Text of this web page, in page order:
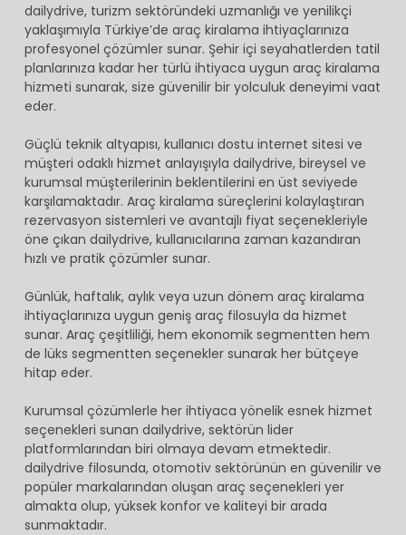
dailydrive, turizm sektöründeki uzmanlığı ve yenilikçi
yaklaşımıyla Türkiye’de araç kiralama ihtiyaçlarınıza
profesyonel çözümler sunar. Şehir içi seyahatlerden tatil
planlarınıza kadar her türlü ihtiyaca uygun araç kiralama
hizmeti sunarak, size güvenilir bir yolculuk deneyimi vaat
eder.
Güçlü teknik altyapısı, kullanıcı dostu internet sitesi ve
müşteri odaklı hizmet anlayışıyla dailydrive, bireysel ve
kurumsal müşterilerinin beklentilerini en üst seviyede
karşılamaktadır. Araç kiralama süreçlerini kolaylaştıran
rezervasyon sistemleri ve avantajlı fiyat seçenekleriyle
öne çıkan dailydrive, kullanıcılarına zaman kazandıran
hızlı ve pratik çözümler sunar.
Günlük, haftalık, aylık veya uzun dönem araç kiralama
ihtiyaçlarınıza uygun geniş araç filosuyla da hizmet
sunar. Araç çeşitliliği, hem ekonomik segmentten hem
de lüks segmentten seçenekler sunarak her bütçeye
hitap eder.
Kurumsal çözümlerle her ihtiyaca yönelik esnek hizmet
seçenekleri sunan dailydrive, sektörün lider
platformlarından biri olmaya devam etmektedir.
dailydrive filosunda, otomotiv sektörünün en güvenilir ve
popüler markalarından oluşan araç seçenekleri yer
almakta olup, yüksek konfor ve kaliteyi bir arada
sunmaktadır.